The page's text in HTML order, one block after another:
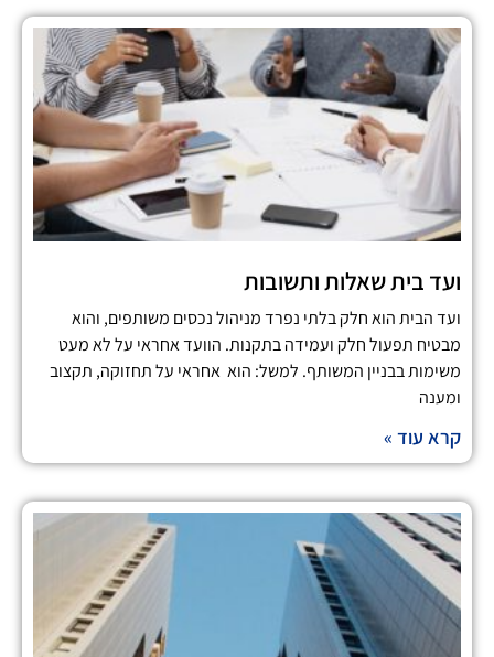
ועד בית שאלות ותשובות
ועד הבית הוא חלק בלתי נפרד מניהול נכסים משותפים, והוא
מבטיח תפעול חלק ועמידה בתקנות. הוועד אחראי על לא מעט
משימות בבניין המשותף. למשל: הוא אחראי על תחזוקה, תקצוב
ומענה
קרא עוד »